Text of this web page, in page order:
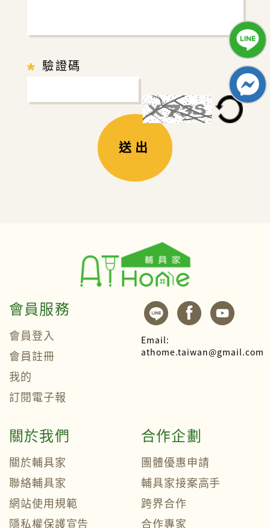
* 驗證碼
送出
會員服務
會員登入
會員註冊
我的
訂閱電子報
Email:
athome.taiwan@gmail.com
關於我們
關於輔具家
聯絡輔具家
網站使用規範
隱私權保護宣告
合作企劃
團體優惠申請
輔具家接案高手
跨界合作
合作專家